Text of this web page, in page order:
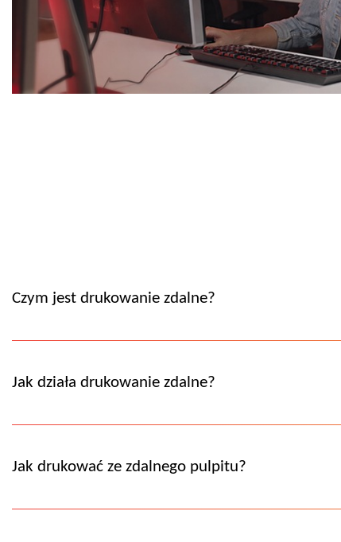
Czym jest drukowanie zdalne?
Jak działa drukowanie zdalne?
Jak drukować ze zdalnego pulpitu?